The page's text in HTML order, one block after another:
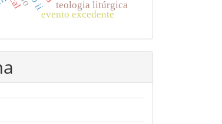
teologia litúrgica
evento excedente